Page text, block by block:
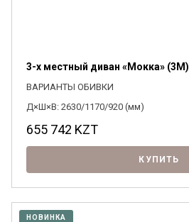
3-х местный диван «Мокка» (3M)
ВАРИАНТЫ ОБИВКИ
Д×Ш×В: 2630/1170/920 (мм)
655 742 KZT
КУПИТЬ
НОВИНКА